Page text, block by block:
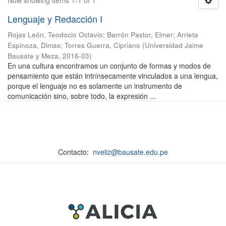
Lenguaje y Redacción I
Rojas León, Teodocio Octavio; Barrón Pastor, Elmer; Arrieta
Espinoza, Dimas; Torres Guerra, Cipriano (Universidad Jaime
Bausate y Meza, 2016-03)
En una cultura encontramos un conjunto de formas y modos de
pensamiento que están intrínsecamente vinculados a una lengua,
porque el lenguaje no es solamente un instrumento de
comunicación sino, sobre todo, la expresión ...
Contacto: nveliz@bausate.edu.pe